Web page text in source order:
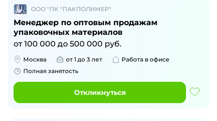
ООО "ПК "ПАКПОЛИМЕР"
Менеджер по оптовым продажам
упаковочных материалов
от 100 000 до 500 000 руб.
Москва от 1 до 3 лет
Работа в офисе
Полная занятость
Откликнуться